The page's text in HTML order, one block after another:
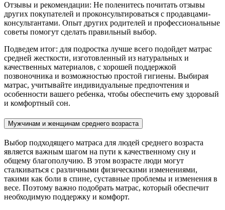
Отзывы и рекомендации: Не поленитесь почитать отзывы
других покупателей и проконсультироваться с продавцами-
консультантами. Опыт других родителей и профессиональные
советы помогут сделать правильный выбор.
Подведем итог: для подростка лучше всего подойдет матрас
средней жесткости, изготовленный из натуральных и
качественных материалов, с хорошей поддержкой
позвоночника и возможностью простой гигиены. Выбирая
матрас, учитывайте индивидуальные предпочтения и
особенности вашего ребенка, чтобы обеспечить ему здоровый
и комфортный сон.
Мужчинам и женщинам среднего возраста
Выбор подходящего матраса для людей среднего возраста
является важным шагом на пути к качественному сну и
общему благополучию. В этом возрасте люди могут
сталкиваться с различными физическими изменениями,
такими как боли в спине, суставные проблемы и изменения в
весе. Поэтому важно подобрать матрас, который обеспечит
необходимую поддержку и комфорт.